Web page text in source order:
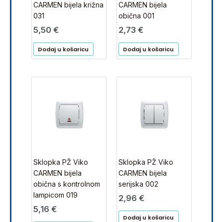
CARMEN bijela križna
031
5,50 €
Dodaj u košaricu
CARMEN bijela
obična 001
2,73 €
Dodaj u košaricu
Sklopka PŽ Viko
CARMEN bijela
obična s kontrolnom
lampicom 019
5,16 €
Sklopka PŽ Viko
CARMEN bijela
serijska 002
2,96 €
Dodaj u košaricu